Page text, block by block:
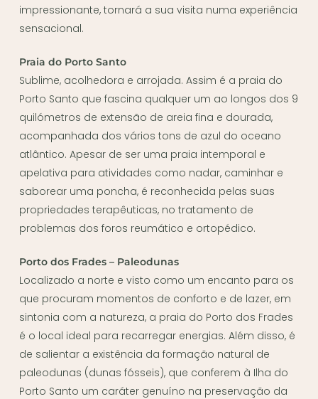
impressionante, tornará a sua visita numa experiência
sensacional.
Praia do Porto Santo
Sublime, acolhedora e arrojada. Assim é a praia do
Porto Santo que fascina qualquer um ao longos dos 9
quilómetros de extensão de areia fina e dourada,
acompanhada dos vários tons de azul do oceano
atlântico. Apesar de ser uma praia intemporal e
apelativa para atividades como nadar, caminhar e
saborear uma poncha, é reconhecida pelas suas
propriedades terapêuticas, no tratamento de
problemas dos foros reumático e ortopédico.
Porto dos Frades – Paleodunas
Localizado a norte e visto como um encanto para os
que procuram momentos de conforto e de lazer, em
sintonia com a natureza, a praia do Porto dos Frades
é o local ideal para recarregar energias. Além disso, é
de salientar a existência da formação natural de
paleodunas (dunas fósseis), que conferem à Ilha do
Porto Santo um caráter genuíno na preservação da